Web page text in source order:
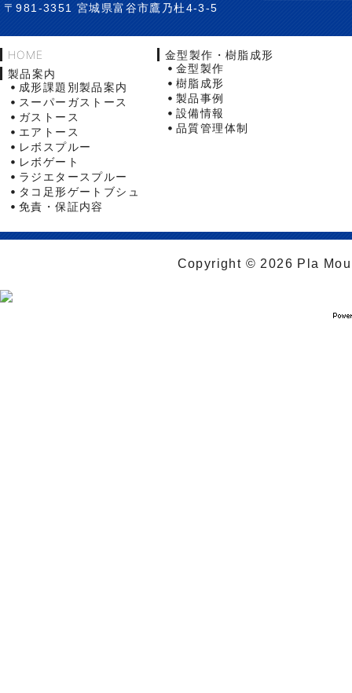
〒981-3351 宮城県富谷市鷹乃杜4-3-5
HOME
製品案内
成形課題別製品案内
スーパーガストース
ガストース
エアトース
レボスプルー
レボゲート
ラジエタースプルー
タコ足形ゲートブシュ
免責・保証内容
金型製作・樹脂成形
金型製作
樹脂成形
製品事例
設備情報
品質管理体制
Copyright © 2026 Pla